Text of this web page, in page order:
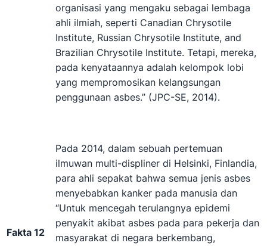
organisasi yang mengaku sebagai lembaga
ahli ilmiah, seperti Canadian Chrysotile
Institute, Russian Chrysotile Institute, and
Brazilian Chrysotile Institute. Tetapi, mereka,
pada kenyataannya adalah kelompok lobi
yang mempromosikan kelangsungan
penggunaan asbes.” (JPC-SE, 2014).
Fakta 12
Pada 2014, dalam sebuah pertemuan
ilmuwan multi-displiner di Helsinki, Finlandia,
para ahli sepakat bahwa semua jenis asbes
menyebabkan kanker pada manusia dan
“Untuk mencegah terulangnya epidemi
penyakit akibat asbes pada para pekerja dan
masyarakat di negara berkembang,